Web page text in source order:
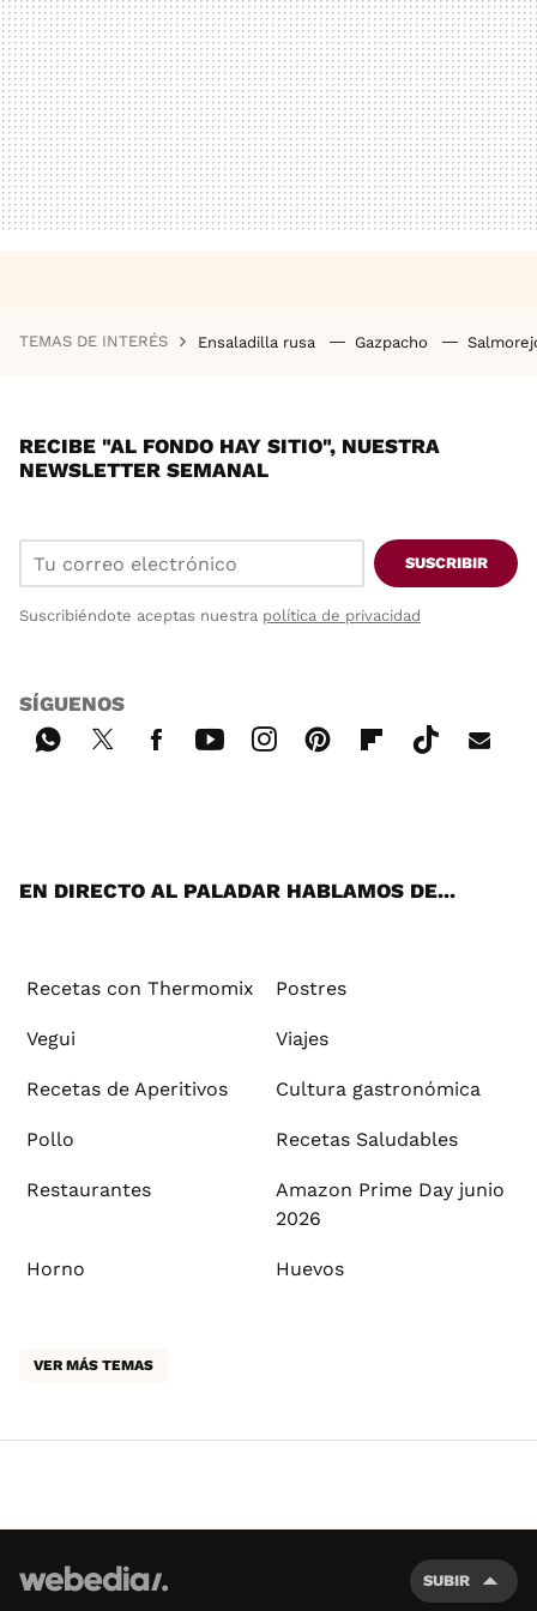
TEMAS DE INTERÉS Ensaladilla rusa Gazpacho
RECIBE "AL FONDO HAY SITIO", NUESTRA
NEWSLETTER SEMANAL
SUSCRIBIR
Suscribiéndote aceptas nuestra política de privacidad
SÍGUENOS
EN DIRECTO AL PALADAR HABLAMOS DE...
Recetas con Thermomix Postres
Vegui Viajes
Recetas de Aperitivos Cultura gastronómica
Pollo Recetas Saludables
Restaurantes
Amazon Prime Day junio
2026
Horno Huevos
VER MÁS TEMAS
SUBIR